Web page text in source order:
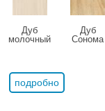
Дуб
молочный
Дуб
Сонома
подробно